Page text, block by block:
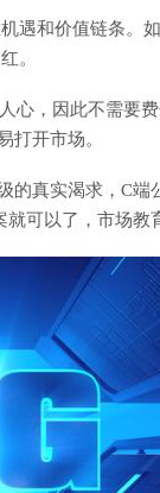
遇和价值链条。
。
心，因此不需要
打开市场。
的真实渴求，C
可以了，市场教